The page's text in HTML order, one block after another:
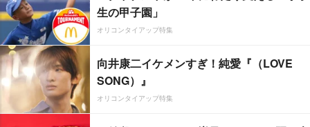
生の甲子園」
オリコンタイアップ特集
向井康二イケメンすぎ！純愛『（LOVE
SONG）』
オリコンタイアップ特集